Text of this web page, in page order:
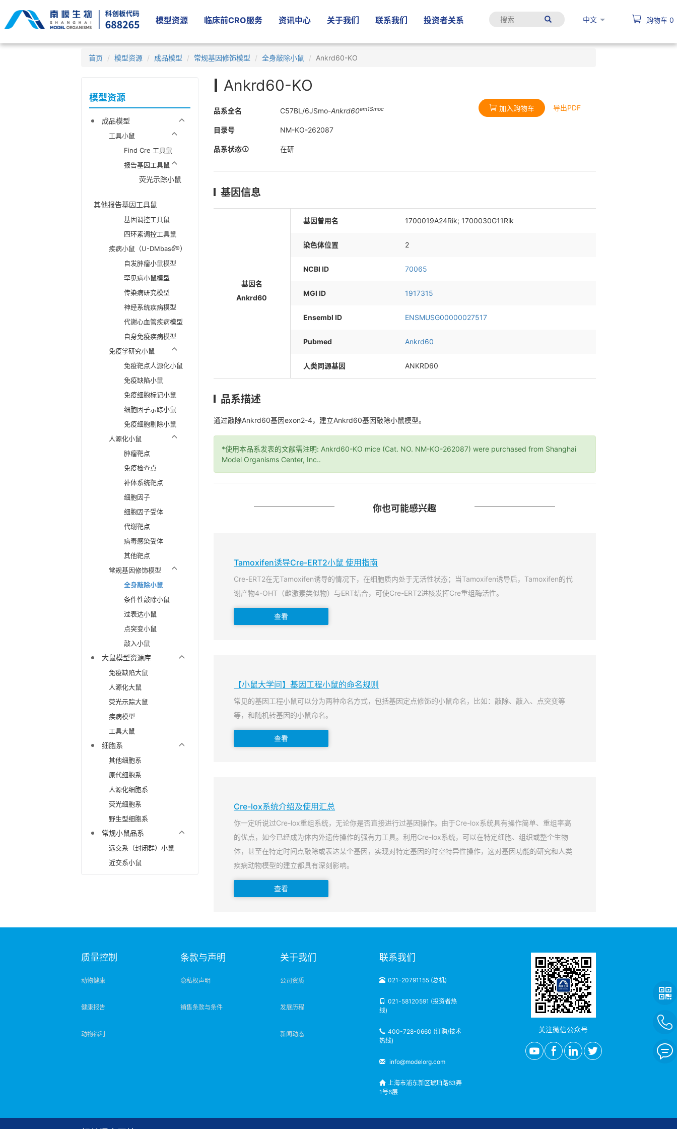
模型资源 临床前CRO服务 资讯中心 关于我们 联系我们 投资者关系 中文 购物车 0
首页 模型资源 成品模型 常规基因修饰模型 全身敲除小鼠 Ankrd60-KO
模型资源
成品模型
工具小鼠
Find Cre 工具鼠
报告基因工具鼠
荧光示踪小鼠
其他报告基因工具鼠
基因调控工具鼠
四环素调控工具鼠
疾病小鼠（U-DMbase®）
自发肿瘤小鼠模型
罕见病小鼠模型
传染病研究模型
神经系统疾病模型
代谢心血管疾病模型
自身免疫疾病模型
免疫学研究小鼠
免疫靶点人源化小鼠
免疫缺陷小鼠
免疫细胞标记小鼠
细胞因子示踪小鼠
免疫细胞剔除小鼠
人源化小鼠
肿瘤靶点
免疫检查点
补体系统靶点
细胞因子
细胞因子受体
代谢靶点
病毒感染受体
其他靶点
常规基因修饰模型
全身敲除小鼠
条件性敲除小鼠
过表达小鼠
点突变小鼠
敲入小鼠
大鼠模型资源库
免疫缺陷大鼠
人源化大鼠
荧光示踪大鼠
疾病模型
工具大鼠
细胞系
其他细胞系
原代细胞系
人源化细胞系
荧光细胞系
野生型细胞系
常规小鼠品系
远交系（封闭群）小鼠
近交系小鼠
Ankrd60-KO
品系全名 C57BL/6JSmo-Ankrd60em1Smoc
目录号 NM-KO-262087
品系状态 在研
加入购物车 导出PDF
基因信息
基因名
Ankrd60
基因曾用名 1700019A24Rik; 1700030G11Rik
染色体位置 2
NCBI ID 70065
MGI ID 1917315
Ensembl ID ENSMUSG00000027517
Pubmed Ankrd60
人类同源基因 ANKRD60
品系描述
通过敲除Ankrd60基因exon2-4，建立Ankrd60基因敲除小鼠模型。
*使用本品系发表的文献需注明: Ankrd60-KO mice (Cat. NO. NM-KO-262087) were purchased from Shanghai
Model Organisms Center, Inc..
你也可能感兴趣
Tamoxifen诱导Cre-ERT2小鼠 使用指南
Cre-ERT2在无Tamoxifen诱导的情况下，在细胞质内处于无活性状态；当Tamoxifen诱导后，Tamoxifen的代
谢产物4-OHT（雌激素类似物）与ERT结合，可使Cre-ERT2进核发挥Cre重组酶活性。
查看
【小鼠大学问】基因工程小鼠的命名规则
常见的基因工程小鼠可以分为两种命名方式，包括基因定点修饰的小鼠命名，比如：敲除、敲入、点突变等
等，和随机转基因的小鼠命名。
查看
Cre-lox系统介绍及使用汇总
你一定听说过Cre-lox重组系统，无论你是否直接进行过基因操作。由于Cre-lox系统具有操作简单、重组率高
的优点，如今已经成为体内外遗传操作的强有力工具。利用Cre-lox系统，可以在特定细胞、组织或整个生物
体，甚至在特定时间点敲除或表达某个基因，实现对特定基因的时空特异性操作，这对基因功能的研究和人类
疾病动物模型的建立都具有深刻影响。
查看
质量控制
动物健康
健康报告
动物福利
条款与声明
隐私权声明
销售条款与条件
关于我们
公司资质
发展历程
新闻动态
联系我们
021-20791155 (总机)
021-58120591 (投资者热
线)
400-728-0660 (订购/技术
热线)
info@modelorg.com
上海市浦东新区琥珀路63弄
1号6层
关注微信公众号